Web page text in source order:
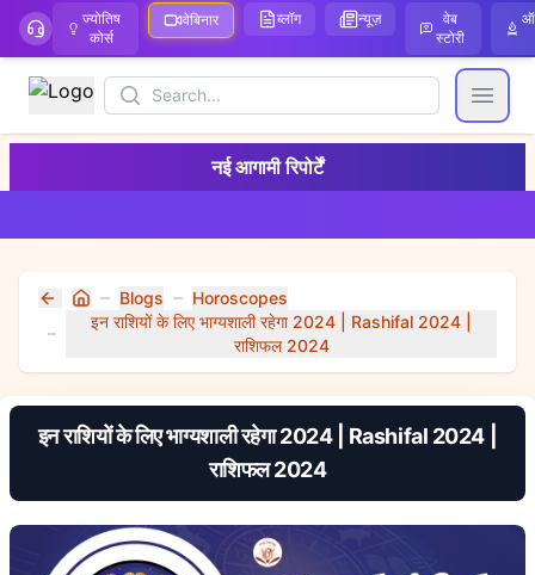
ज्योतिष
कोर्स
वेबिनार ब्लॉग न्यूज़
वेब
स्टोरी
Search
Open
नई आगामी रिपोर्टें
Home Blogs
Horoscopes
इन राशियों के लिए भाग्यशाली रहेगा 2024 | Rashifal 2024 |
राशिफल 2024
इन राशियों के लिए भाग्यशाली रहेगा 2024 | Rashifal 2024 |
राशिफल 2024